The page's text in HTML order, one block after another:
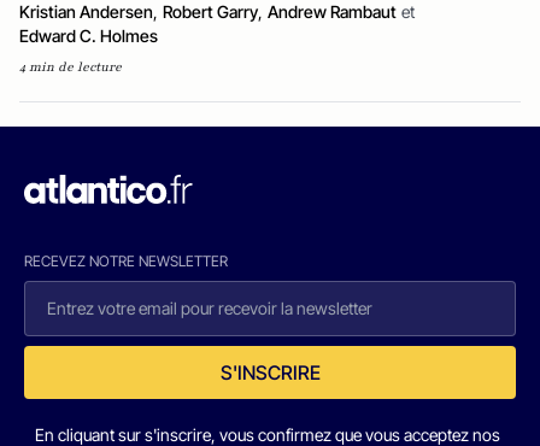
Kristian Andersen, Robert Garry, Andrew Rambaut et
Edward C. Holmes
4 min de lecture
RECEVEZ NOTRE NEWSLETTER
S'INSCRIRE
En cliquant sur s'inscrire, vous confirmez que vous acceptez nos